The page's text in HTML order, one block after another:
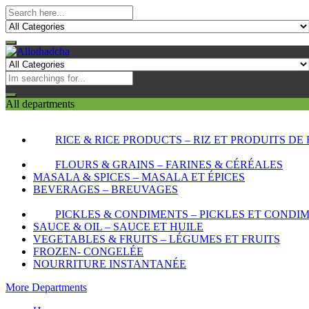
All departments
RICE & RICE PRODUCTS – RIZ ET PRODUITS DE
FLOURS & GRAINS – FARINES & CÉRÉALES
MASALA & SPICES – MASALA ET ÉPICES
BEVERAGES – BREUVAGES
PICKLES & CONDIMENTS – PICKLES ET
SAUCE & OIL – SAUCE ET HUILE
VEGETABLES & FRUITS – LÉGUMES ET FRUITS
FROZEN- CONGELÉE
NOURRITURE INSTANTANÉE
More Departments